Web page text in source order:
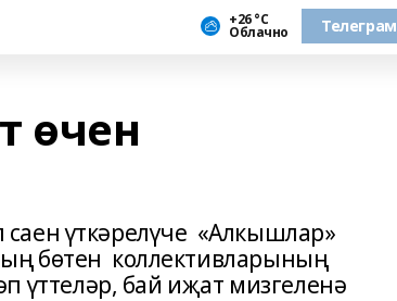
+26 °С
Облачно Телеграм
өчен
үткәрелүче «Алкышлар»
бөтен коллективларының
бай иҗат мизгеленә